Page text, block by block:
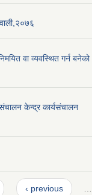
वा व्यवस्थित गर्न बनेको
केन्द्र कार्यसंचालन
‹ previous